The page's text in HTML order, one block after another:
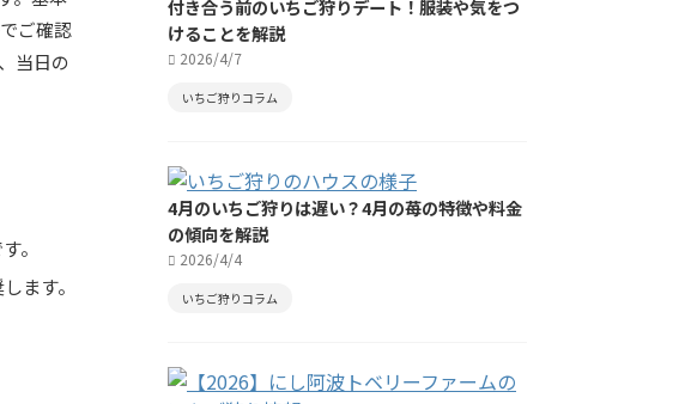
ご確認
当日の
。
ます。
付き合う前のいちご狩りデート！服装や気をつ
けることを解説
2026/4/7
いちご狩りコラム
4月のいちご狩りは遅い？4月の苺の特徴や料金
の傾向を解説
2026/4/4
いちご狩りコラム